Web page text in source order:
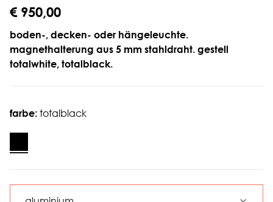
€ 950,00
boden-, decken- oder hängeleuchte.
magnethalterung aus 5 mm stahldraht. gestell
totalwhite, totalblack.
farbe: totalblack